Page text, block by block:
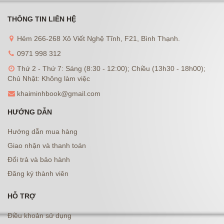
THÔNG TIN LIÊN HỆ
Hẻm 266-268 Xô Viết Nghệ Tĩnh, F21, Bình Thạnh.
0971 998 312
Thứ 2 - Thứ 7: Sáng (8:30 - 12:00); Chiều (13h30 - 18h00);
Chủ Nhật: Không làm việc
khaiminhbook@gmail.com
HƯỚNG DẪN
Hướng dẫn mua hàng
Giao nhận và thanh toán
Đổi trả và bảo hành
Đăng ký thành viên
HỖ TRỢ
Điều khoản sử dụng